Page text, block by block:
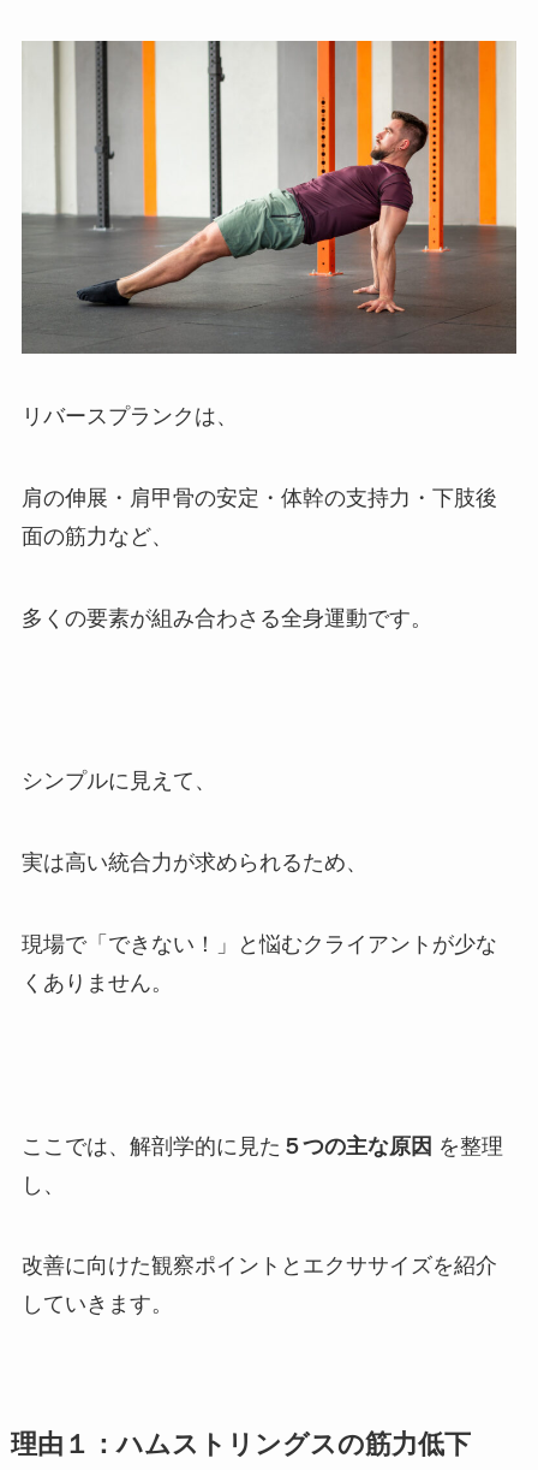
リバースプランクは、
肩の伸展・肩甲骨の安定・体幹の支持力・下肢後
面の筋力など、
多くの要素が組み合わさる全身運動です。
シンプルに見えて、
実は高い統合力が求められるため、
現場で「できない！」と悩むクライアントが少な
くありません。
ここでは、解剖学的に見た ５つの主な原因 を整理
し、
改善に向けた観察ポイントとエクササイズを紹介
していきます。
理由１：ハムストリングスの筋力低下